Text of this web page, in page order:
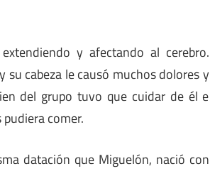
y afectando al cerebro.
su cabeza le causó muchos dolores y
del grupo tuvo que cuidar de él e
comer.
datación que Miguelón, nació con